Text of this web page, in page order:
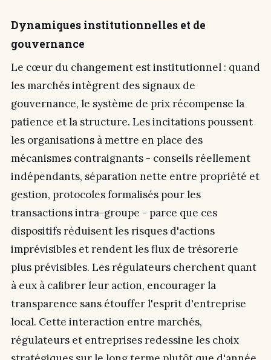
Dynamiques institutionnelles et de
gouvernance
Le cœur du changement est institutionnel : quand
les marchés intègrent des signaux de
gouvernance, le système de prix récompense la
patience et la structure. Les incitations poussent
les organisations à mettre en place des
mécanismes contraignants - conseils réellement
indépendants, séparation nette entre propriété et
gestion, protocoles formalisés pour les
transactions intra-groupe - parce que ces
dispositifs réduisent les risques d'actions
imprévisibles et rendent les flux de trésorerie
plus prévisibles. Les régulateurs cherchent quant
à eux à calibrer leur action, encourager la
transparence sans étouffer l'esprit d'entreprise
local. Cette interaction entre marchés,
régulateurs et entreprises redessine les choix